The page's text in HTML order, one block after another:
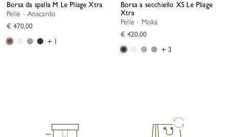
Borsa da spalla M Le Pliage Xtra
Pelle - Anacardo
€ 470,00
+ 1
Borsa a secchiello XS Le Pliage
Xtra
Pelle - Moka
€ 420,00
+ 3